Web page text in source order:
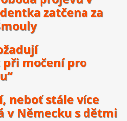
zatčena za
při močení pro
neboť stále více
v Německu s dětmi